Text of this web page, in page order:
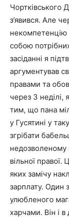
Чортківського
з’явився. Але
некомпетенцію
собою
засіданні я
аргументував
правами та
через 3 неділі,
тим, що пана
у Гусятині у
згрібати
недозволеному
вільної
яких замічу
зарплату. Один
улюбленого
харчами. Він і